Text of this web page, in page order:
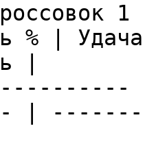
% |
|
|